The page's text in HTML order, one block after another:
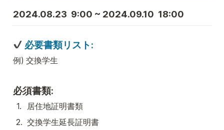
2024.08.23  9:00 ~ 2024.09.10  18:00
必要書類リスト:
例) 交換学生
必須書類:
1.
居住地証明書類
2. 交換学生延長証明書